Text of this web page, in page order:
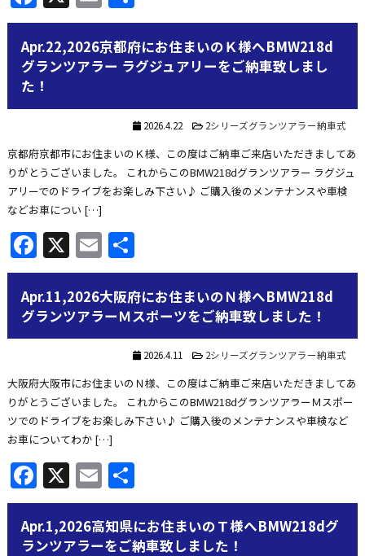
有
Apr.22,2026京都府にお住まいのＫ様へBMW218d
グランツアラー ラグジュアリーをご納車致しまし
た！
2026.4.22 2シリーズグランツアラー納車式
京都府京都市にお住まいのＫ様、この度はご納車ご来店いただきましてあ
りがとうございました。 これからこのBMW218dグランツアラー ラグジュ
アリーでのドライブをお楽しみ下さい♪ ご購入後のメンテナンスや車検
などお車につい […]
Facebook
X Email
共
有
Apr.11,2026大阪府にお住まいのＮ様へBMW218d
グランツアラーＭスポーツをご納車致しました！
2026.4.11 2シリーズグランツアラー納車式
大阪府大阪市にお住まいのＮ様、この度はご納車ご来店いただきましてあ
りがとうございました。 これからこのBMW218dグランツアラーＭスポー
ツでのドライブをお楽しみ下さい♪ ご購入後のメンテナンスや車検など
お車についてわか […]
Facebook
X Email
共
有
Apr.1,2026高知県にお住まいのＴ様へBMW218dグ
ランツアラーをご納車致しました！